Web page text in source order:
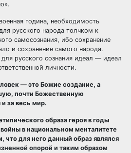
година, необходимость
русского народа толчком к
самосознания, ибо сохранение
и сохранение самого народа.
русского сознания идеал — идеал
личности.
— это Божие создание, а
почти Божественную
и за весь мир.
образа героя в годы
в национальном менталитете
что для него данный образ являлся
опорой и таким образом